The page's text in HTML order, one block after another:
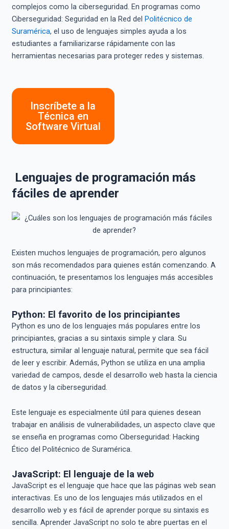
complejos como la ciberseguridad. En programas como
Ciberseguridad: Seguridad en la Red del Politécnico de
Suramérica, el uso de lenguajes simples ayuda a los
estudiantes a familiarizarse rápidamente con las
herramientas necesarias para proteger redes y sistemas.
Inscríbete a la
Técnica en
Software Virtual
Lenguajes de programación más
fáciles de aprender
Existen muchos lenguajes de programación, pero algunos
son más recomendados para quienes están comenzando. A
continuación, te presentamos los lenguajes más accesibles
para principiantes:
Python: El favorito de los principiantes
Python es uno de los lenguajes más populares entre los
principiantes, gracias a su sintaxis simple y clara. Su
estructura, similar al lenguaje natural, permite que sea fácil
de leer y escribir. Además, Python se utiliza en una amplia
variedad de campos, desde el desarrollo web hasta la ciencia
de datos y la ciberseguridad.
Este lenguaje es especialmente útil para quienes desean
trabajar en análisis de vulnerabilidades, un aspecto clave que
se enseña en programas como Ciberseguridad: Hacking
Ético del Politécnico de Suramérica.
JavaScript: El lenguaje de la web
JavaScript es el lenguaje que hace que las páginas web sean
interactivas. Es uno de los lenguajes más utilizados en el
desarrollo web y es fácil de aprender porque su sintaxis es
sencilla. Aprender JavaScript no solo te abre puertas en el